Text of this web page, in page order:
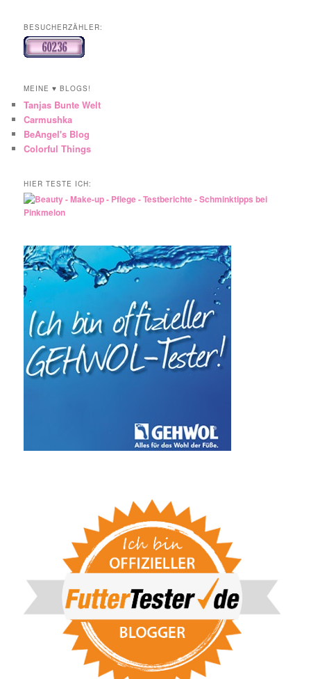
BESUCHERZÄHLER:
MEINE ♥ BLOGS!
Tanjas Bunte Welt
Carmushka
BeAngel's Blog
Colorful Things
HIER TESTE ICH: